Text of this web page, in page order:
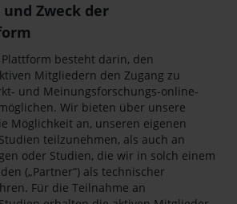
und Zweck der
besteht darin, den
Mitgliedern den Zugang zu
und Meinungsforschungs-online-
Wir bieten über unsere
Möglichkeit an, unseren eigenen
teilzunehmen, als auch an
oder Studien, die wir in solch einem
(„Partner“) als technischer
Für die Teilnahme an